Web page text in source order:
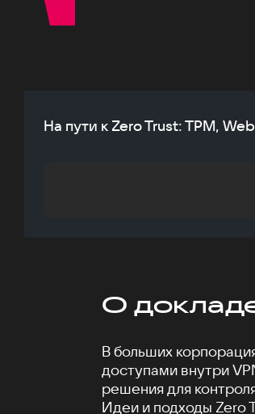
На пути к Zero Trust: TPM,
О
В больших
доступами внутри
решения для
Идеи и подходы Zero